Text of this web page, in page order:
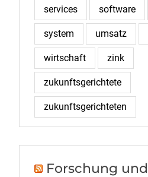
services software
system umsatz
wirtschaft zink
zukunftsgerichtete
zukunftsgerichteten
Forschung und